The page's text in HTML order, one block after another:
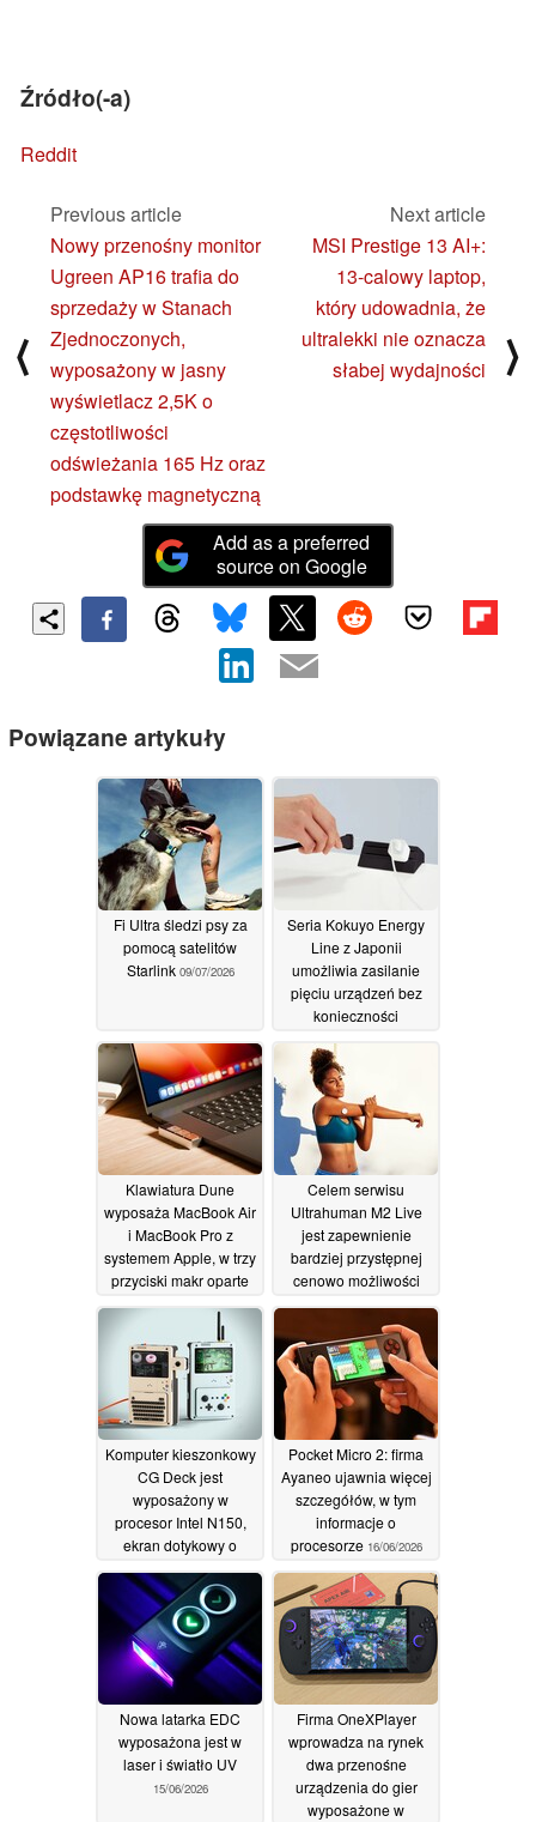
Źródło(-a)
Reddit
⟨
Previous article
Nowy przenośny monitor
Ugreen AP16 trafia do
sprzedaży w Stanach
Zjednoczonych,
wyposażony w jasny
wyświetlacz 2,5K o
częstotliwości
odświeżania 165 Hz oraz
podstawkę magnetyczną
Next article
MSI Prestige 13 AI+:
13-calowy laptop,
który udowadnia, że
ultralekki nie oznacza
słabej wydajności
⟩
Add as a preferred
source on Google
Powiązane artykuły
Fi Ultra śledzi psy za
pomocą satelitów
Starlink 09/07/2026
Seria Kokuyo Energy
Line z Japonii
umożliwia zasilanie
pięciu urządzeń bez
konieczności
elektrycznego
Klawiatura Dune
wyposaża MacBook Air
i MacBook Pro z
systemem Apple, w trzy
przyciski makr oparte
07/07/2026
Celem serwisu
Ultrahuman M2 Live
jest zapewnienie
bardziej przystępnej
cenowo możliwości
poziomu glukozy we
krwi, nawet bez
konieczności
wykupywania
abonamentu
19/06/2026
Komputer kieszonkowy
CG Deck jest
wyposażony w
procesor Intel N150,
ekran dotykowy o
oraz baterię
zapewniającą 8 godzin
pracy17/06/2026
Pocket Micro 2: firma
Ayaneo ujawnia więcej
szczegółów, w tym
informacje o
procesorze 16/06/2026
Nowa latarka EDC
wyposażona jest w
laser i światło UV
15/06/2026
Firma OneXPlayer
wprowadza na rynek
dwa przenośne
urządzenia do gier
wyposażone w